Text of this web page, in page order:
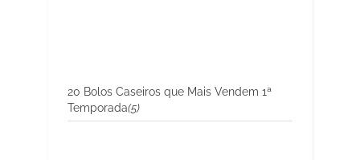
20 Bolos Caseiros que Mais Vendem 1ª
Temporada(5)